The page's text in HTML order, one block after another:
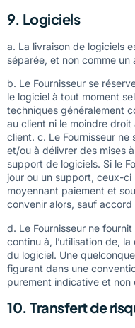
9. Logiciels
a. La livraison de logiciels
séparée, et non comme un
b. Le Fournisseur se
le logiciel à tout moment
techniques généralement
au client ni le moindre
client. c. Le Fournisseur ne
et/ou à délivrer des mises
support de logiciels. Si le
jour ou un support, ceux-
moyennant paiement et
convenir alors, sauf
d. Le Fournisseur ne
continu à, l’utilisation de,
du logiciel. Une
figurant dans une
purement indicative et non
10. Transfert de